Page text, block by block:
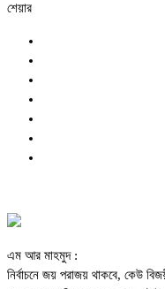
শেয়ার
এম আর মাহমুদ :
নির্বাচনে জয় পরাজয় থাকবে, কেউ